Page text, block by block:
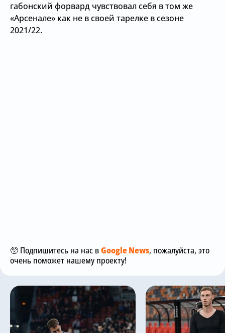
габонский форвард чувствовал себя в том же
«Арсенале» как не в своей тарелке в сезоне
2021/22.
🥺 Подпишитесь на нас вGoogle News, пожалуйста, это
очень поможет нашему проекту!